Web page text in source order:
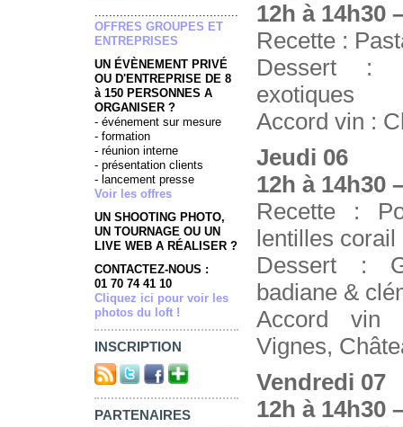
........................................
OFFRES GROUPES ET
ENTREPRISES
UN ÉVÈNEMENT PRIVÉ
OU D'ENTREPRISE DE 8
à 150 PERSONNES A
ORGANISER ?
- événement sur mesure
- formation
- réunion interne
- présentation clients
- lancement presse
Voir les offres
UN SHOOTING PHOTO,
UN TOURNAGE OU UN
LIVE WEB A RÉALISER ?
CONTACTEZ-NOUS :
01 70 74 41 10
Cliquez ici pour voir les
photos du loft !
INSCRIPTION
PARTENAIRES
12h à 14h30
Recette :
Dessert :
exotiques
Accord vin :
Jeudi 06
12h à 14h30
Recette :
lentilles corail
Dessert :
badiane &
Accord vin
Vignes,
Vendredi 07
12h à 14h30